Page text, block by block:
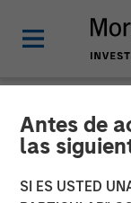
Antes de
las
SI ES USTED
NEWSROOM
Morgan